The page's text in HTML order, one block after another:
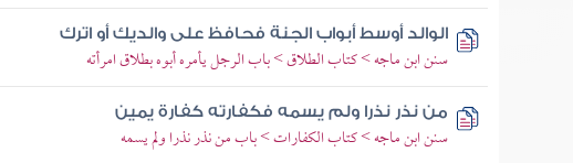
الوالد أوسط أبواب الجنة فحافظ على والديك أو اترك
سنن ابن ماجه > كتاب الطلاق > باب الرجل يأمره أبوه بطلاق امرأته
من نذر نذرا ولم يسمه فكفارته كفارة يمين
سنن ابن ماجه > كتاب الكفارات > باب من نذر نذرا ولم يسمه